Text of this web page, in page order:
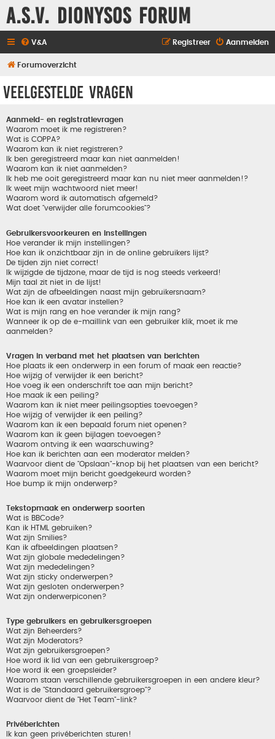
A.S.V. Dionysos Forum
V&A Aanmelden
Registreer
Forumoverzicht
Veelgestelde vragen
Aanmeld- en registratievragen
Waarom moet ik me registreren?
Wat is COPPA?
Waarom kan ik niet registreren?
Ik ben geregistreerd maar kan niet aanmelden!
Waarom kan ik niet aanmelden?
Ik heb me ooit geregistreerd maar kan nu niet meer aanmelden!?
Ik weet mijn wachtwoord niet meer!
Waarom word ik automatisch afgemeld?
Wat doet "verwijder alle forumcookies"?
Gebruikersvoorkeuren en instellingen
Hoe verander ik mijn instellingen?
Hoe kan ik onzichtbaar zijn in de online gebruikers lijst?
De tijden zijn niet correct!
Ik wijzigde de tijdzone, maar de tijd is nog steeds verkeerd!
Mijn taal zit niet in de lijst!
Wat zijn de afbeeldingen naast mijn gebruikersnaam?
Hoe kan ik een avatar instellen?
Wat is mijn rang en hoe verander ik mijn rang?
Wanneer ik op de e-maillink van een gebruiker klik, moet ik me
aanmelden?
Vragen in verband met het plaatsen van berichten
Hoe plaats ik een onderwerp in een forum of maak een reactie?
Hoe wijzig of verwijder ik een bericht?
Hoe voeg ik een onderschrift toe aan mijn bericht?
Hoe maak ik een peiling?
Waarom kan ik niet meer peilingsopties toevoegen?
Hoe wijzig of verwijder ik een peiling?
Waarom kan ik een bepaald forum niet openen?
Waarom kan ik geen bijlagen toevoegen?
Waarom ontving ik een waarschuwing?
Hoe kan ik berichten aan een moderator melden?
Waarvoor dient de "Opslaan"-knop bij het plaatsen van een bericht?
Waarom moet mijn bericht goedgekeurd worden?
Hoe bump ik mijn onderwerp?
Tekstopmaak en onderwerp soorten
Wat is BBCode?
Kan ik HTML gebruiken?
Wat zijn Smilies?
Kan ik afbeeldingen plaatsen?
Wat zijn globale mededelingen?
Wat zijn mededelingen?
Wat zijn sticky onderwerpen?
Wat zijn gesloten onderwerpen?
Wat zijn onderwerpiconen?
Type gebruikers en gebruikersgroepen
Wat zijn Beheerders?
Wat zijn Moderators?
Wat zijn gebruikersgroepen?
Hoe word ik lid van een gebruikersgroep?
Hoe word ik een groepsleider?
Waarom staan verschillende gebruikersgroepen in een andere kleur?
Wat is de "Standaard gebruikersgroep"?
Waarvoor dient de "Het Team"-link?
Privéberichten
Ik kan geen privéberichten sturen!